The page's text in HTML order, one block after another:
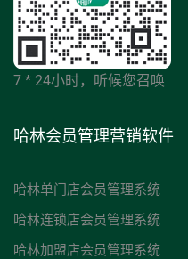
7 * 24小时，听候您召唤
哈林会员管理营销软件
哈林单门店会员管理系统
哈林连锁店会员管理系统
哈林加盟店会员管理系统